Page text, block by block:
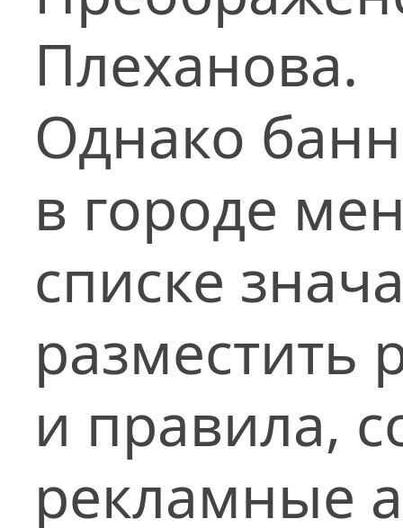
Плеханова.
Однако
в городе
списке
разместить
и правила,
рекламные